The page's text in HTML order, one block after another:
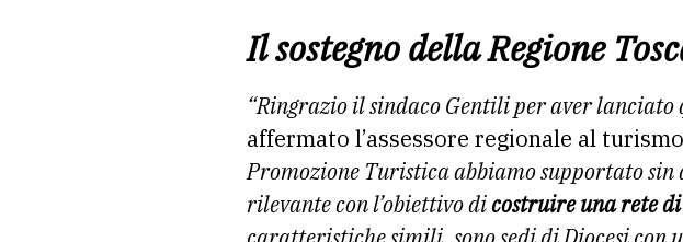
Il sostegno della Regione
“Ringrazio il sindaco Gentili per aver lanciato
affermato l’assessore regionale al turismo
Promozione Turistica abbiamo supportato
rilevante con l’obiettivo dicostruire una rete